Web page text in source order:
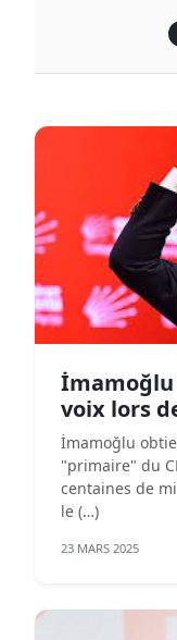
voix lors
İmamoğlu
"primaire" du
centaines de
le (…)
23 MARS 2025